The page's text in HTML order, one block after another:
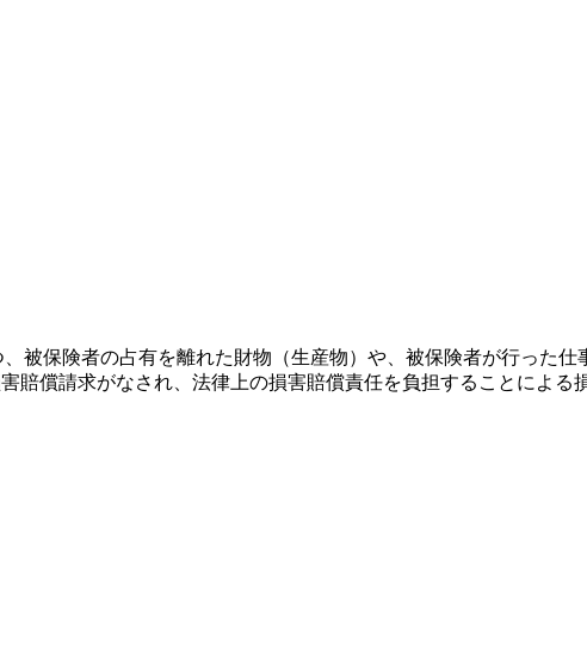
被保険者の占有を離れた財物（生産物）や、被保険者が行った仕
賠償請求がなされ、法律上の損害賠償責任を負担することによる